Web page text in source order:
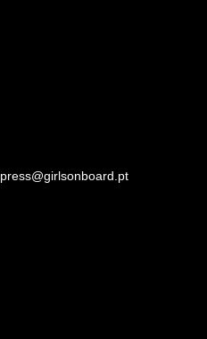
press@girlsonboard.pt